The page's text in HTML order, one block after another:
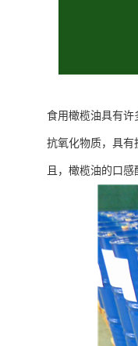
食用橄榄油具有许
抗氧化物质，具有
且，橄榄油的口